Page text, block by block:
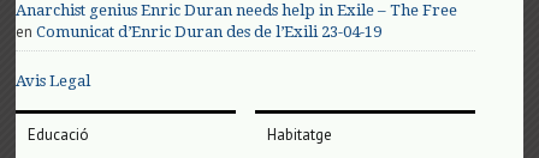
Anarchist genius Enric Duran needs help in Exile – The Free
enComunicat d’Enric Duran des de l’Exili 23-04-19
Avis Legal
Educació Habitatge